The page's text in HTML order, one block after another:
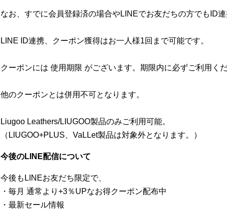
なお、すでに会員登録済の場合やLINEでお友だちの方でもID連
LINE ID連携、クーポン獲得はお一人様1回まで可能です。
クーポンには 使用期限 がございます。期限内に必ずご利用くだ
他のクーポンとは併用不可となります。
Liugoo Leathers/LIUGOO製品のみご利用可能。
（LIUGOO+PLUS、VaLLet製品は対象外となります。）
今後のLINE配信について
今後もLINEお友だち限定で、
・毎月 通常より+3％UPなお得クーポン配布中
・最新セール情報